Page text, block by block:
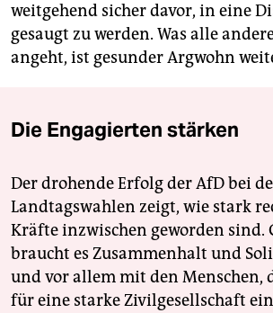
weitgehend sicher davor, in eine
gesaugt zu werden. Was alle
angeht, ist gesunder Argwohn
Die Engagierten stärken
Der drohende Erfolg der AfD bei
Landtagswahlen zeigt, wie stark
Kräfte inzwischen geworden sind.
braucht es Zusammenhalt und
und vor allem mit den Menschen,
für eine starke Zivilgesellschaft